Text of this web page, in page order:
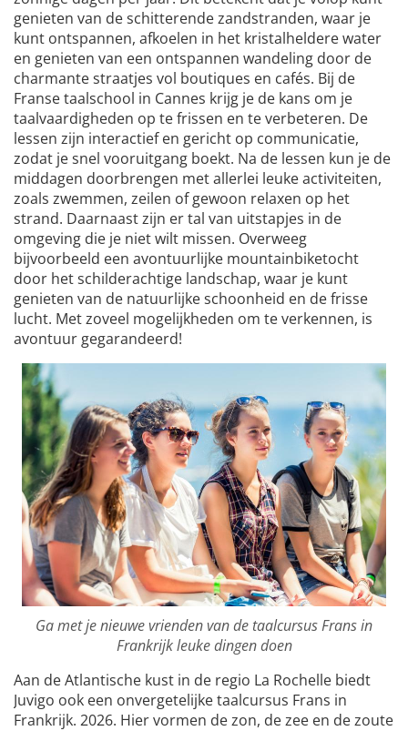
genieten van de schitterende zandstranden, waar je
kunt ontspannen, afkoelen in het kristalheldere water
en genieten van een ontspannen wandeling door de
charmante straatjes vol boutiques en cafés. Bij de
Franse taalschool in Cannes krijg je de kans om je
taalvaardigheden op te frissen en te verbeteren. De
lessen zijn interactief en gericht op communicatie,
zodat je snel vooruitgang boekt. Na de lessen kun je de
middagen doorbrengen met allerlei leuke activiteiten,
zoals zwemmen, zeilen of gewoon relaxen op het
strand. Daarnaast zijn er tal van uitstapjes in de
omgeving die je niet wilt missen. Overweeg
bijvoorbeeld een avontuurlijke mountainbiketocht
door het schilderachtige landschap, waar je kunt
genieten van de natuurlijke schoonheid en de frisse
lucht. Met zoveel mogelijkheden om te verkennen, is
avontuur gegarandeerd!
Ga met je nieuwe vrienden van de taalcursus Frans in
Frankrijk leuke dingen doen
Aan de Atlantische kust in de regio La Rochelle biedt
Juvigo ook een onvergetelijke taalcursus Frans in
Frankrijk. 2026. Hier vormen de zon, de zee en de zoute